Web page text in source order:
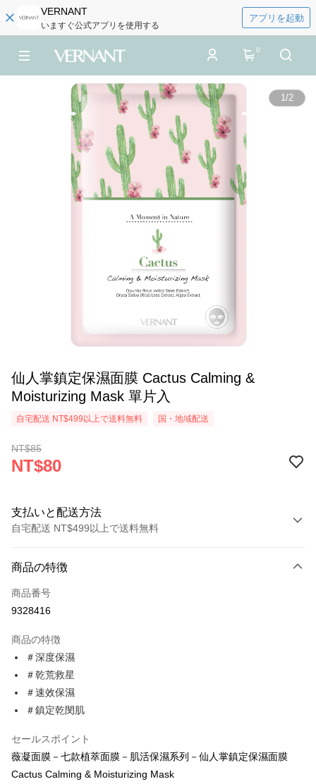
VERNANT
いますぐ公式アプリを使用する
アプリを起動
0
1/2
仙人掌鎮定保濕面膜 Cactus Calming &
Moisturizing Mask 單片入
自宅配送 NT$499以上で送料無料 国・地域配送
NT$85
NT$80
支払いと配送方法
自宅配送 NT$499以上で送料無料
クレジットカード1回払い
コンビニ店頭代金引換
Apple Pay
JKOPAY
Easy Wallet
AFTEE代金後払い
説明
商品の特徴
商品番号
9328416
商品の特徴
＃深度保濕
＃乾荒救星
＃速效保濕
＃鎮定乾閔肌
セールスポイント
薇凝面膜－七款植萃面膜－肌活保濕系列－仙人掌鎮定保濕面膜
Cactus Calming & Moisturizing Mask